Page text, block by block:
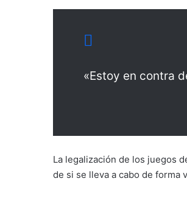
«Estoy en contra
La legalización de los juegos
de si se lleva a cabo de